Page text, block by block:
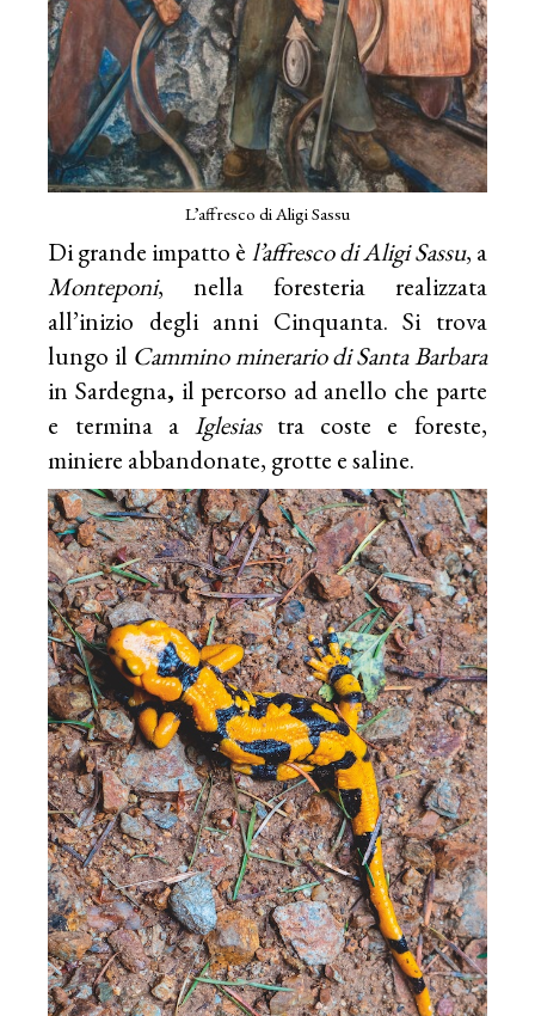
L’affresco di Aligi Sassu
Di grande impatto è l’affresco di Aligi Sassu, a
Monteponi, nella foresteria realizzata
all’inizio degli anni Cinquanta. Si trova
lungo il Cammino minerario di Santa Barbara
in Sardegna, il percorso ad anello che parte
e termina a Iglesias tra coste e foreste,
miniere abbandonate, grotte e saline.